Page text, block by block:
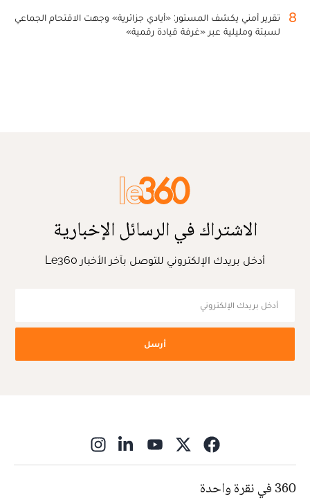
8
تقرير أمني يكشف المستور: «أيادي جزائرية» وجهت الاقتحام الجماعي
لسبتة ومليلية عبر «غرفة قيادة رقمية»
الاشتراك في الرسائل الإخبارية
أدخل بريدك الإلكتروني للتوصل بآخر الأخبار Le360
أرسل
360 في نقرة واحدة